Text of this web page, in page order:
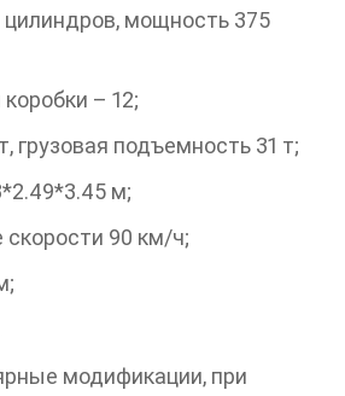
цилиндров, мощность 375
– 12;
грузовая подъемность 31 т;
м;
90 км/ч;
модификации, при